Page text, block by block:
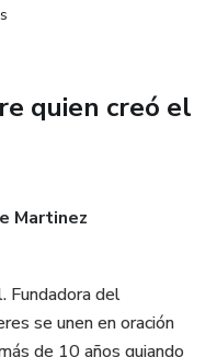
quien creó el
Martinez
Fundadora del
se unen en oración
de 10 años guiando